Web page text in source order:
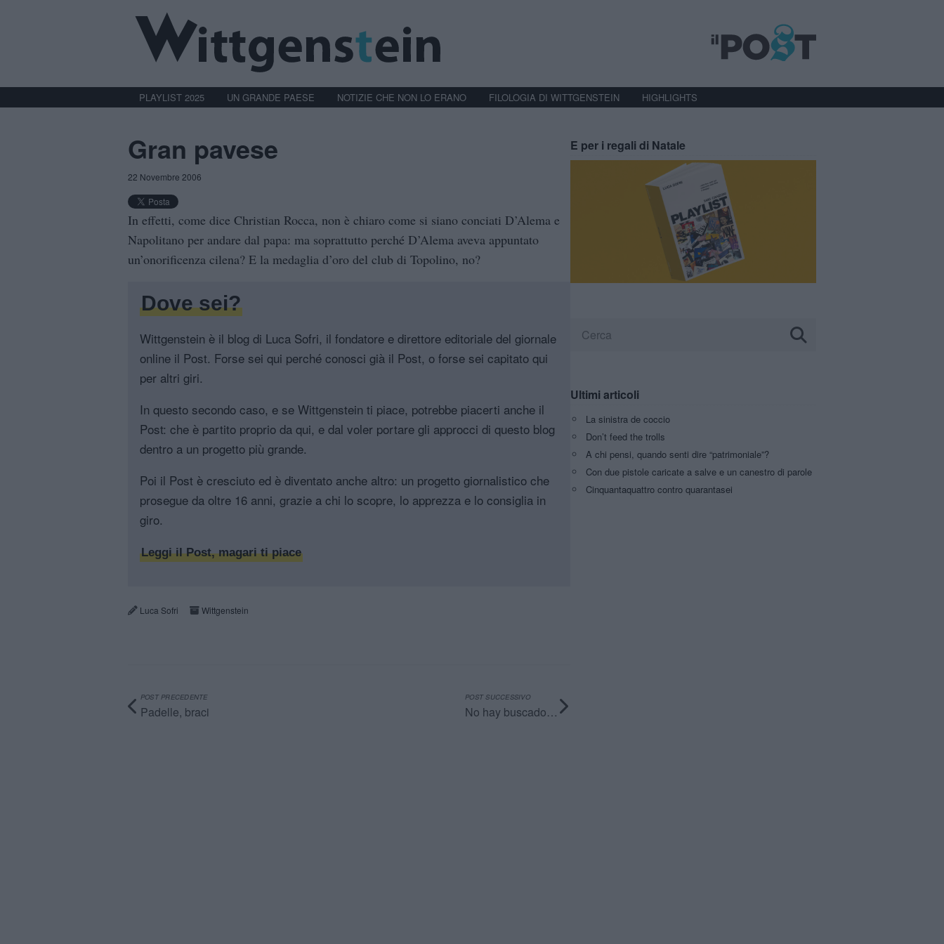
PLAYLIST 2025 UN GRANDE PAESE NOTIZIE CHE NON LO ERANO FILOLOGIA DI WITTGENSTEIN HIGHLIGHTS
Gran pavese
22 Novembre 2006
In effetti, come dice Christian Rocca, non è chiaro come si siano conciati D’Alema e
Napolitano per andare dal papa: ma soprattutto perché D’Alema aveva appuntato
un’onorificenza cilena? E la medaglia d’oro del club di Topolino, no?
Dove sei?
Wittgenstein è il blog di Luca Sofri, il fondatore e direttore editoriale del giornale
online il Post. Forse sei qui perché conosci già il Post, o forse sei capitato qui
per altri giri.
In questo secondo caso, e se Wittgenstein ti piace, potrebbe piacerti anche il
Post: che è partito proprio da qui, e dal voler portare gli approcci di questo blog
dentro a un progetto più grande.
Poi il Post è cresciuto ed è diventato anche altro: un progetto giornalistico che
prosegue da oltre 16 anni, grazie a chi lo scopre, lo apprezza e lo consiglia in
giro.
Leggi il Post, magari ti piace
Luca Sofri Wittgenstein
POST PRECEDENTE
Padelle, braci
POST SUCCESSIVO
No hay buscado…
E per i regali di Natale
Ultimi articoli
La sinistra de coccio
Don’t feed the trolls
A chi pensi, quando senti dire “patrimoniale”?
Con due pistole caricate a salve e un canestro di parole
Cinquantaquattro contro quarantasei